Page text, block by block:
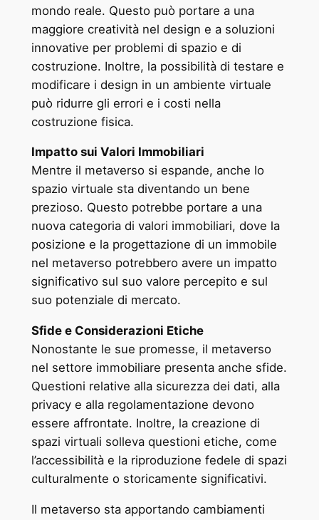
mondo reale. Questo può portare a una
maggiore creatività nel design e a soluzioni
innovative per problemi di spazio e di
costruzione. Inoltre, la possibilità di testare e
modificare i design in un ambiente virtuale
può ridurre gli errori e i costi nella
costruzione fisica.
Impatto sui Valori Immobiliari
Mentre il metaverso si espande, anche lo
spazio virtuale sta diventando un bene
prezioso. Questo potrebbe portare a una
nuova categoria di valori immobiliari, dove la
posizione e la progettazione di un immobile
nel metaverso potrebbero avere un impatto
significativo sul suo valore percepito e sul
suo potenziale di mercato.
Sfide e Considerazioni Etiche
Nonostante le sue promesse, il metaverso
nel settore immobiliare presenta anche sfide.
Questioni relative alla sicurezza dei dati, alla
privacy e alla regolamentazione devono
essere affrontate. Inoltre, la creazione di
spazi virtuali solleva questioni etiche, come
l’accessibilità e la riproduzione fedele di spazi
culturalmente o storicamente significativi.
Il metaverso sta apportando cambiamenti